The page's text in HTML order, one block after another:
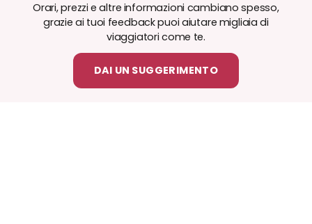
Orari, prezzi e altre informazioni cambiano spesso,
grazie ai tuoi feedback puoi aiutare migliaia di
viaggiatori come te.
DAI UN SUGGERIMENTO